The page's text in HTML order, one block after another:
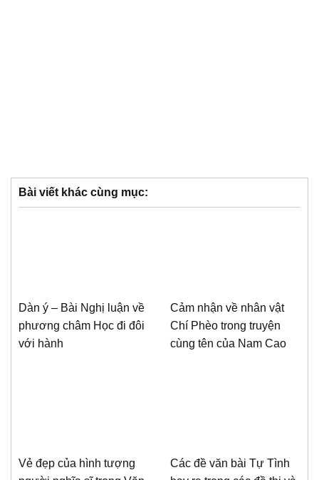
Bài viết khác cùng mục:
Dàn ý – Bài Nghị luận về
phương châm Học đi đôi
với hành
Cảm nhận về nhân vật
Chí Phèo trong truyện
cùng tên của Nam Cao
Vẻ đẹp của hình tượng
Các đề văn bài Tự Tình